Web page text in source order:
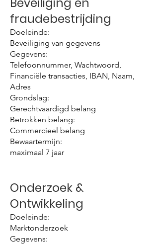
fraudebestrijding
Doeleinde:
Beveiliging van gegevens
Gegevens:
Telefoonnummer, Wachtwoord,
Financiële transacties, IBAN, Naam,
Adres
Grondslag:
Gerechtvaardigd belang
Betrokken belang:
Commercieel belang
Bewaartermijn:
maximaal 7 jaar
Onderzoek &
Ontwikkeling
Doeleinde:
Marktonderzoek
Gegevens: